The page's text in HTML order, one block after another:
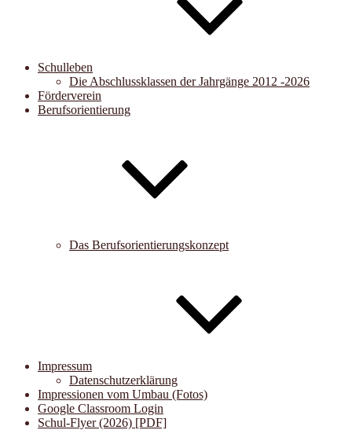
Schulleben
Die Abschlussklassen der Jahrgänge 2012 -2026
Förderverein
Berufsorientierung
Das Berufsorientierungskonzept
Impressum
Datenschutzerklärung
Impressionen vom Umbau (Fotos)
Google Classroom Login
Schul-Flyer (2026) [PDF]